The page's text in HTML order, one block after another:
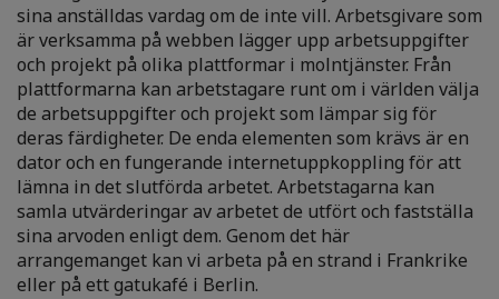
sina anställdas vardag om de inte vill. Arbetsgivare som
är verksamma på webben lägger upp arbetsuppgifter
och projekt på olika plattformar i molntjänster. Från
plattformarna kan arbetstagare runt om i världen välja
de arbetsuppgifter och projekt som lämpar sig för
deras färdigheter. De enda elementen som krävs är en
dator och en fungerande internetuppkoppling för att
lämna in det slutförda arbetet. Arbetstagarna kan
samla utvärderingar av arbetet de utfört och fastställa
sina arvoden enligt dem. Genom det här
arrangemanget kan vi arbeta på en strand i Frankrike
eller på ett gatukafé i Berlin.